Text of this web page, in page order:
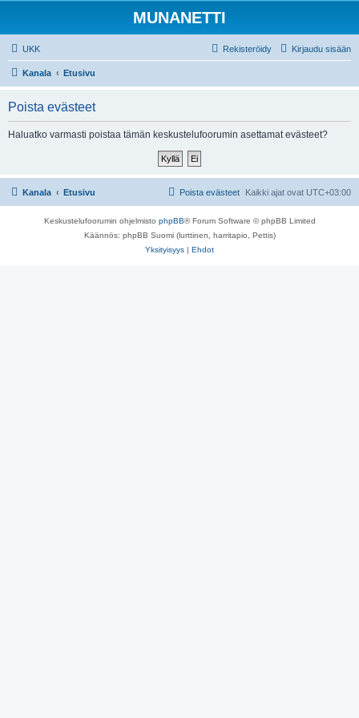
MUNANETTI
UKK Kirjaudu sisään
Rekisteröidy
Kanala Etusivu
Poista evästeet
Haluatko varmasti poistaa tämän keskustelufoorumin asettamat evästeet?
Kanala Etusivu Kaikki ajat ovat UTC+03:00
Poista evästeet
Keskustelufoorumin ohjelmisto phpBB® Forum Software © phpBB Limited
Käännös: phpBB Suomi (lurttinen, harritapio, Pettis)
Yksityisyys | Ehdot